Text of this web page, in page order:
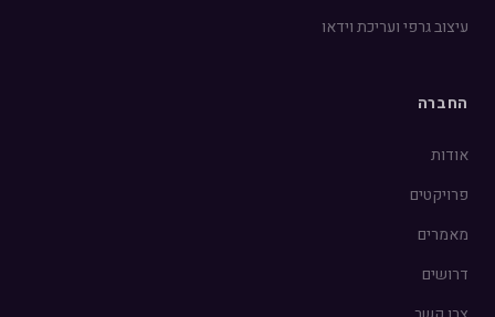
עיצוב גרפי ועריכת וידאו
החברה
אודות
פרויקטים
מאמרים
דרושים